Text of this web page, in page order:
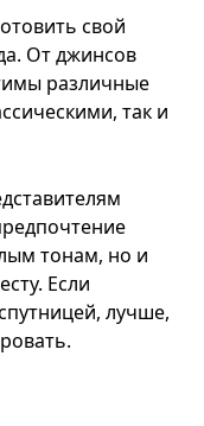
свой
От джинсов
различные
так и
тонам, но и
Если
лучше,